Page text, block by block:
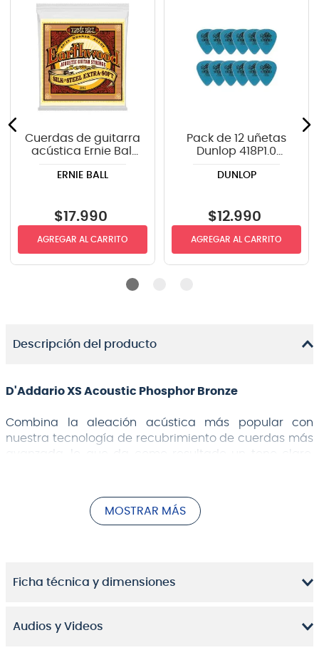
Cuerdas de guitarra
acústica Ernie Ball
Silk & SteelExtra Soft
ERNIE BALL
$17.990
AGREGAR AL CARRITO
Pack de 12 uñetas
Dunlop 418P1.0
DUNLOP
$12.990
AGREGAR AL CARRITO
Descripción del producto
D'Addario XS Acoustic Phosphor Bronze
Combina la aleación acústica más popular con
nuestra tecnología de recubrimiento de cuerdas más
avanzada, lo que da como resultado un tono claro,
Custom Light Set. 11-52
MOSTRAR MÁS
Ficha técnica y dimensiones
Audios y Videos